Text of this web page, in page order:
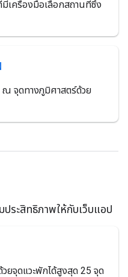
ครื่องมือเลือกสถานที่ซึ่ง
จุดทางภูมิศาสตร์ด้วย
ระสิทธิภาพให้กับเว็บแอป
ยจุดแวะพักได้สูงสุด 25 จุด